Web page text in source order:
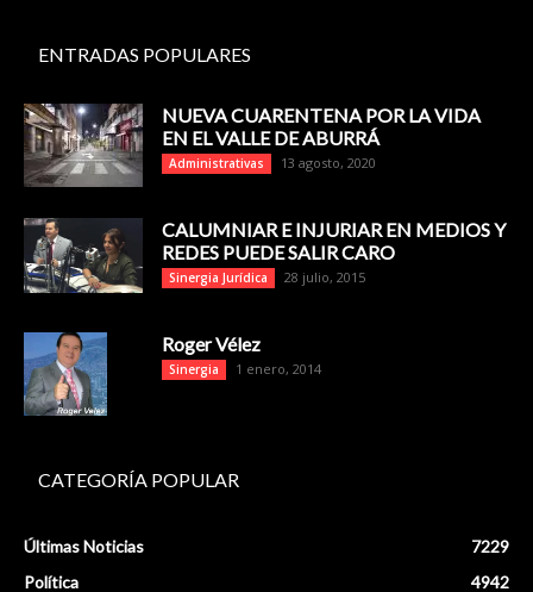
ENTRADAS POPULARES
NUEVA CUARENTENA POR LA VIDA
EN EL VALLE DE ABURRÁ
Administrativas 13 agosto, 2020
CALUMNIAR E INJURIAR EN MEDIOS Y
REDES PUEDE SALIR CARO
Sinergia Jurídica 28 julio, 2015
Roger Vélez
Sinergia 1 enero, 2014
CATEGORÍA POPULAR
Últimas Noticias
7229
Política
4942